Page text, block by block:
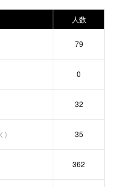
人数
79
0
32
) 35
362